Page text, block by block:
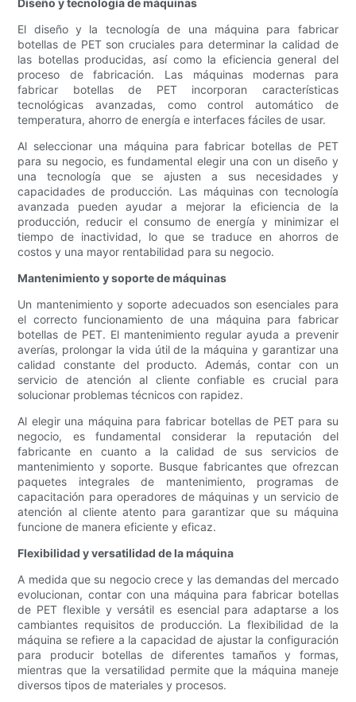
Diseño y tecnología de máquinas
El diseño y la tecnología de una máquina para fabricar
botellas de PET son cruciales para determinar la calidad de
las botellas producidas, así como la eficiencia general del
proceso de fabricación. Las máquinas modernas para
fabricar botellas de PET incorporan características
tecnológicas avanzadas, como control automático de
temperatura, ahorro de energía e interfaces fáciles de usar.
Al seleccionar una máquina para fabricar botellas de PET
para su negocio, es fundamental elegir una con un diseño y
una tecnología que se ajusten a sus necesidades y
capacidades de producción. Las máquinas con tecnología
avanzada pueden ayudar a mejorar la eficiencia de la
producción, reducir el consumo de energía y minimizar el
tiempo de inactividad, lo que se traduce en ahorros de
costos y una mayor rentabilidad para su negocio.
Mantenimiento y soporte de máquinas
Un mantenimiento y soporte adecuados son esenciales para
el correcto funcionamiento de una máquina para fabricar
botellas de PET. El mantenimiento regular ayuda a prevenir
averías, prolongar la vida útil de la máquina y garantizar una
calidad constante del producto. Además, contar con un
servicio de atención al cliente confiable es crucial para
solucionar problemas técnicos con rapidez.
Al elegir una máquina para fabricar botellas de PET para su
negocio, es fundamental considerar la reputación del
fabricante en cuanto a la calidad de sus servicios de
mantenimiento y soporte. Busque fabricantes que ofrezcan
paquetes integrales de mantenimiento, programas de
capacitación para operadores de máquinas y un servicio de
atención al cliente atento para garantizar que su máquina
funcione de manera eficiente y eficaz.
Flexibilidad y versatilidad de la máquina
A medida que su negocio crece y las demandas del mercado
evolucionan, contar con una máquina para fabricar botellas
de PET flexible y versátil es esencial para adaptarse a los
cambiantes requisitos de producción. La flexibilidad de la
máquina se refiere a la capacidad de ajustar la configuración
para producir botellas de diferentes tamaños y formas,
mientras que la versatilidad permite que la máquina maneje
diversos tipos de materiales y procesos.